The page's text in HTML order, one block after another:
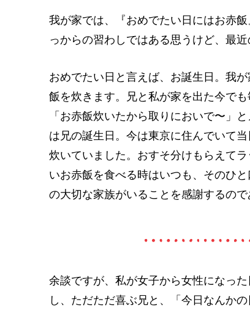
我が家では、『おめでたい日にはお赤
っからの習わしではある思うけど、最
おめでたい日と言えば、お誕生日。我
飯を炊きます。兄と私が家を出た今で
「お赤飯炊いたから取りにおいで〜」
は兄の誕生日。今は東京に住んでいて
炊いていました。おすそ分けもらえて
いお赤飯を食べる時はいつも、そのひ
の大切な家族がいることを感謝するので
余談ですが、私が女子から女性になっ
し、ただただ喜ぶ兄と、「今日なんか